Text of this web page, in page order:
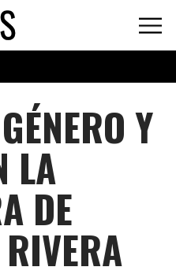
Y
LA
DE